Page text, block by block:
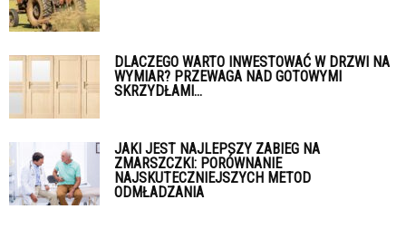
DLACZEGO WARTO INWESTOWAĆ W DRZWI NA
WYMIAR? PRZEWAGA NAD GOTOWYMI
SKRZYDŁAMI...
JAKI JEST NAJLEPSZY ZABIEG NA
ZMARSZCZKI: PORÓWNANIE
NAJSKUTECZNIEJSZYCH METOD
ODMŁADZANIA